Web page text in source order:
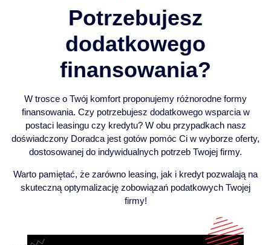
Potrzebujesz
dodatkowego
finansowania?
W trosce o Twój komfort proponujemy różnorodne formy
finansowania. Czy potrzebujesz dodatkowego wsparcia w
postaci leasingu czy kredytu? W obu przypadkach nasz
doświadczony Doradca jest gotów pomóc Ci w wyborze oferty,
dostosowanej do indywidualnych potrzeb Twojej firmy.
Warto pamiętać, że zarówno leasing, jak i kredyt pozwalają na
skuteczną optymalizację zobowiązań podatkowych Twojej
firmy!